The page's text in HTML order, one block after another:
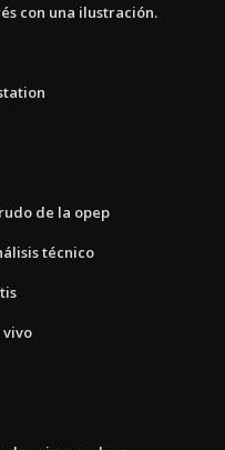
con una ilustración.
de la opep
técnico
vivo